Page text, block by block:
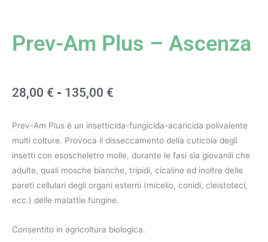
Prev-Am Plus – Ascenza
28,00 € - 135,00 €
prezzo:
da
28,00 €
a
135,00 €
Prev-Am Plus è un insetticida-fungicida-acaricida polivalente
multi colture. Provoca il disseccamento della cuticola degli
insetti con esoscheletro molle, durante le fasi sia giovanili che
adulte, quali mosche bianche, tripidi, cicaline ed inoltre delle
pareti cellulari degli organi esterni (micelio, conidi, cleistoteci,
ecc.) delle malattie fungine.
Consentito in agricoltura biologica.